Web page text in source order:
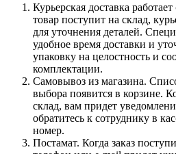
Курьерская доставка
товар поступит на склад,
для уточнения деталей.
удобное время доставки и
упаковку на целостность и
комплектации.
Самовывоз из магазина.
выбора появится в корзине.
склад, вам придет
обратитесь к сотруднику в
номер.
Постамат. Когда заказ